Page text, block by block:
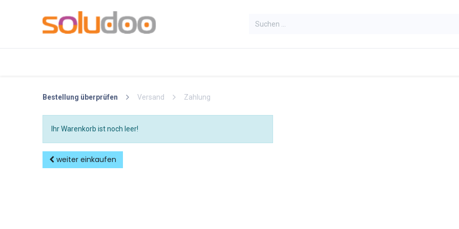
Bestellung überprüfen Versand Zahlung
Ihr Warenkorb ist noch leer!
weiter einkaufen